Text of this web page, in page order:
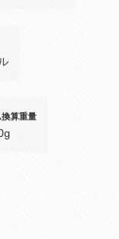
換算重量